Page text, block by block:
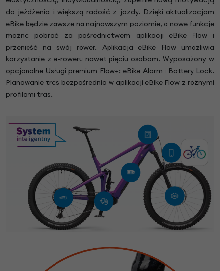
do jeżdżenia i większą radość z jazdy. Dzięki aktualizacjom
eBike będzie zawsze na najnowszym poziomie, a nowe funkcje
można pobrać za pośrednictwem aplikacji eBike Flow i
przenieść na swój rower. Aplikacja eBike Flow umożliwia
korzystanie z e-roweru nawet pięciu osobom. Wyposażony w
opcjonalne Usługi premium Flow+: eBike Alarm i Battery Lock.
Planowanie tras bezpośrednio w aplikacji eBike Flow z różnymi
profilami tras.